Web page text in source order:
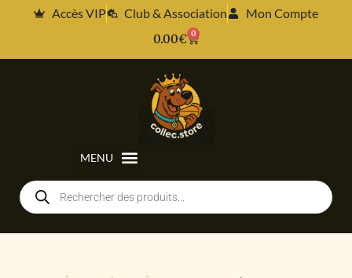
Accès VIP Club & Association
Mon Compte
0.00€ 0